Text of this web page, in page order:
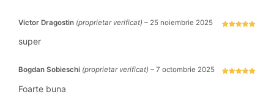
Victor Dragostin (proprietar verificat) – 25 noiembrie 2025
super
Bogdan Sobieschi (proprietar verificat) – 7 octombrie 2025
Foarte buna